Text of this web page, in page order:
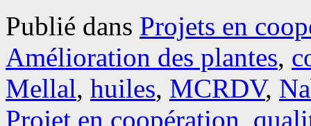
Publié dans Projets en
Amélioration des plantes,
Mellal, huiles, MCRDV,
Projet en coopération